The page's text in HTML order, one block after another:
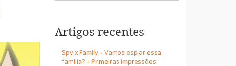
Artigos recentes
Spy x Family – Vamos espiar essa
família? – Primeiras impressões